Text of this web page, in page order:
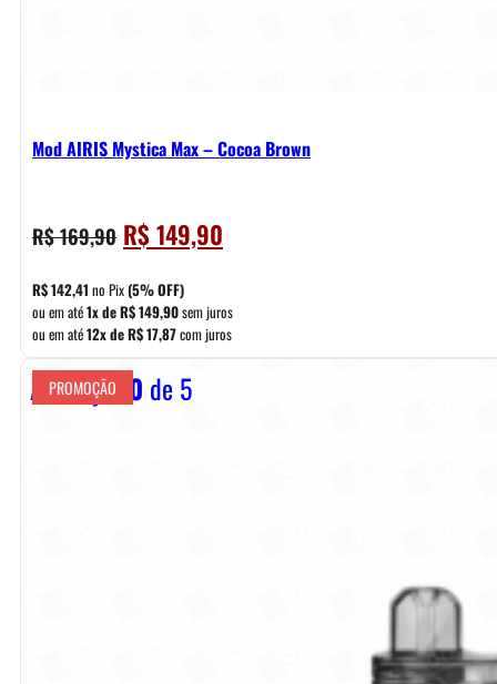
Mod AIRIS Mystica Max – Cocoa Brown
R$169,90 O
preço
original
era:
R$ 169,90.
R$149,90
preço
é:
R$ 149,90.
R$142,41 no Pix(5% OFF)
ou em até1x deR$149,90sem juros
ou em até12x deR$17,87com juros
Avaliação 0 de 5
PROMOÇÃO